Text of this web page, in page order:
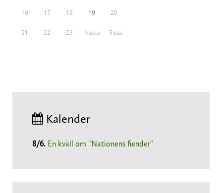
16 17 18 19 20
21 22 23 Nästa Sista
Kalender
8/6. En kväll om "Nationens fiender"